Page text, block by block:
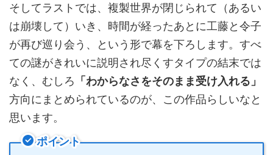
そしてラストでは、複製世界が閉じられて（あるい
は崩壊して）いき、時間が経ったあとに工藤と令子
が再び巡り会う、という形で幕を下ろします。すべ
ての謎がきれいに説明され尽くすタイプの結末では
なく、むしろ 「わからなさをそのまま受け入れる」
方向にまとめられているのが、この作品らしいなと
思います。
ポイント